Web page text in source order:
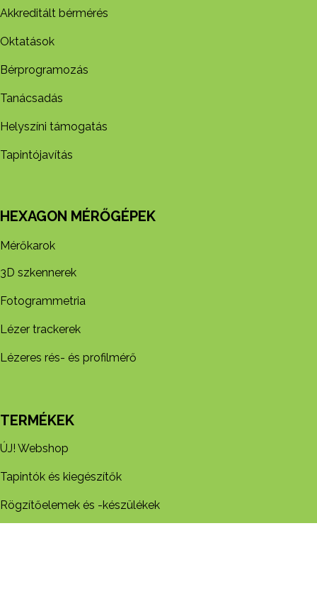
Akkreditált bérmérés
Oktatások
Bérprogramozás
Tanácsadás
Helyszíni támogatás
Tapintójavítás
HEXAGON MÉRŐGÉPEK
Mérőkarok
3D szkennerek
Fotogrammetria
Lézer trackerek
Lézeres rés- és profilmérő
TERMÉKEK
ÚJ! Webshop
Tapintók és kiegészítők
Rögzítőelemek és -készül​ékek